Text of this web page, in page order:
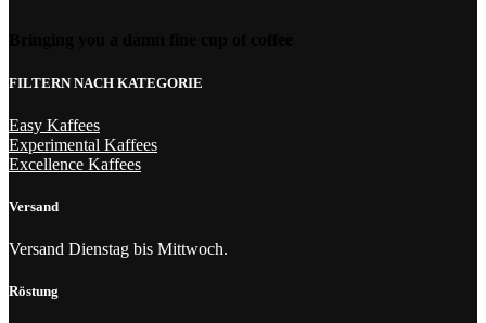
FILTERN NACH KATEGORIE
Easy Kaffees
Experimental Kaffees
Excellence Kaffees
Versand
Versand Dienstag bis Mittwoch.
Röstung